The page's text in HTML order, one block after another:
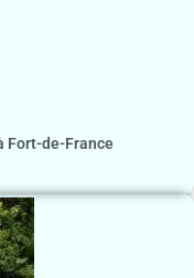
Fort-de-France